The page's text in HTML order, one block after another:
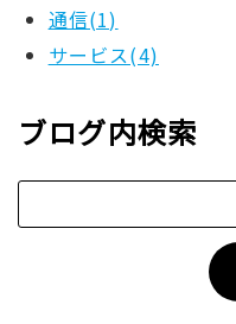
通信(1)
サービス(4)
ブログ内検索